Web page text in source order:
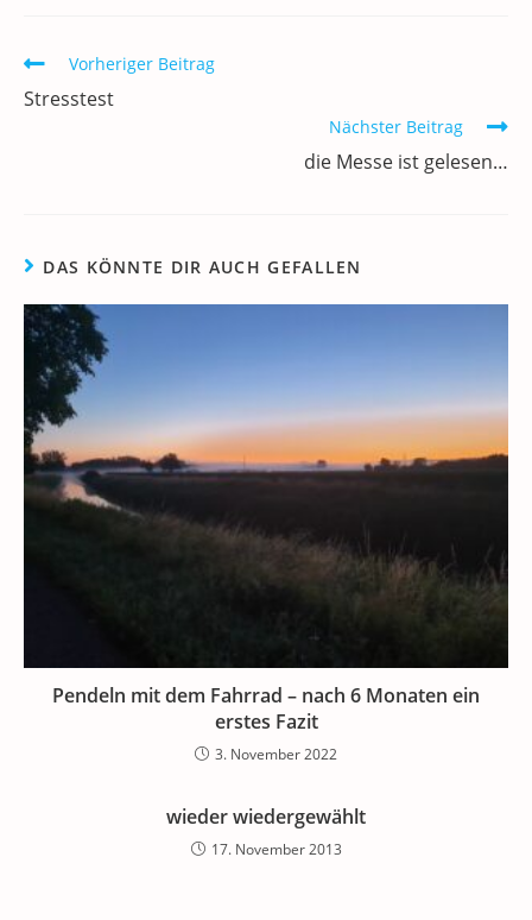
b
o
dI
n
Weitere
ansehen
Vorheriger Beitrag
Stresstest
Nächster Beitrag
die Messe ist gelesen…
DAS KÖNNTE DIR AUCH GEFALLEN
Pendeln mit dem Fahrrad – nach 6 Monaten ein
erstes Fazit
3. November 2022
wieder wiedergewählt
17. November 2013